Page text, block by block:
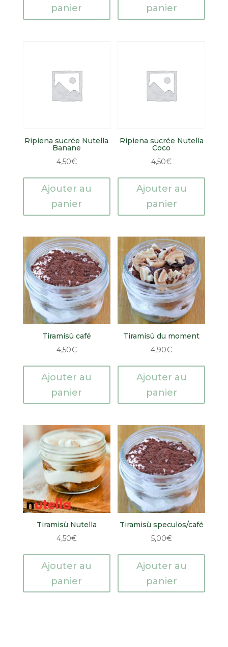
panier
panier
Ripiena sucrée Nutella
Banane
4,50€
Ajouter au
panier
Ripiena sucrée Nutella
Coco
4,50€
Ajouter au
panier
Tiramisù café
4,50€
Ajouter au
panier
Tiramisù du moment
4,90€
Ajouter au
panier
Tiramisù Nutella
4,50€
Ajouter au
panier
Tiramisù speculos/café
5,00€
Ajouter au
panier